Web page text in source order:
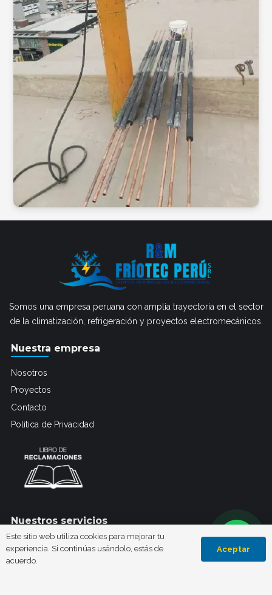
Somos una empresa peruana con amplia trayectoria en el sector
de la climatización, refrigeración y proyectos electromecánicos.
Nuestra empresa
Nosotros
Proyectos
Contacto
Política de Privacidad
Nuestros servicios
Electromecánica y Automatización
Refrigeración Industrial/Comercial
Este sitio web utiliza cookies para mejorar tu
experiencia. Si continúas usándolo, estás de
acuerdo.
Aceptar